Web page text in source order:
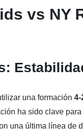
vs NY
una formación 4-
ha sido clave
una última línea de